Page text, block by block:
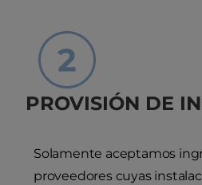
PROVISIÓN DE
Solamente aceptamos
proveedores cuyas